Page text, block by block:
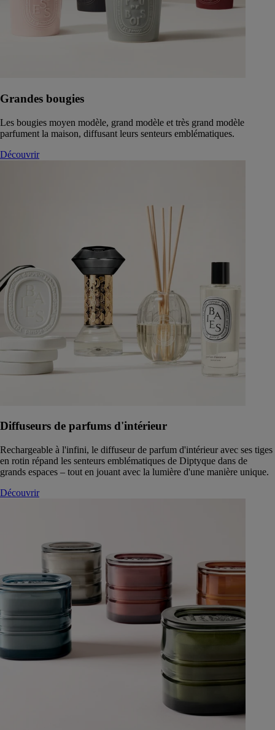
Grandes bougies
Les bougies moyen modèle, grand modèle et très grand modèle
parfument la maison, diffusant leurs senteurs emblématiques.
Découvrir
Diffuseurs de parfums d'intérieur
Rechargeable à l'infini, le diffuseur de parfum d'intérieur avec ses tiges
en rotin répand les senteurs emblématiques de Diptyque dans de
grands espaces – tout en jouant avec la lumière d'une manière unique.
Découvrir